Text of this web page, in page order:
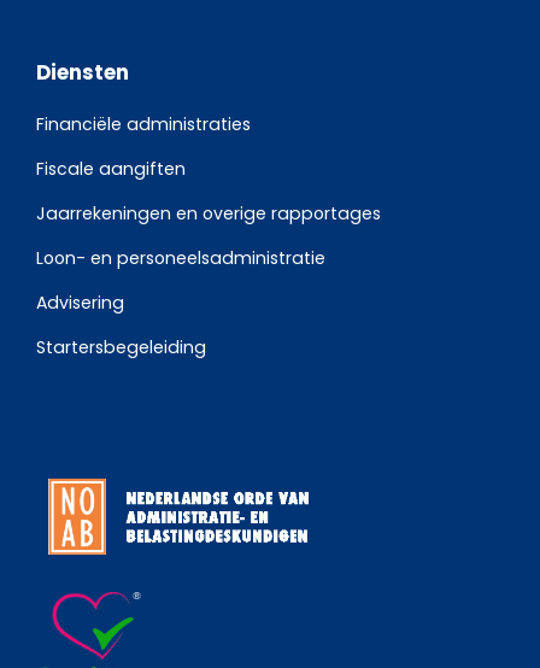
Diensten
Financiële administraties
Fiscale aangiften
Jaarrekeningen en overige rapportages
Loon- en personeelsadministratie
Advisering
Startersbegeleiding